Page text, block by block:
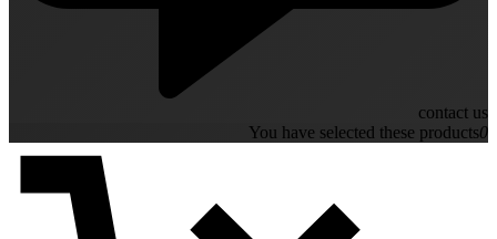
contact us
You have selected these products0